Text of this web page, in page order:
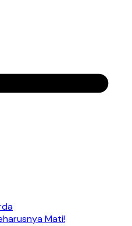
Mati!